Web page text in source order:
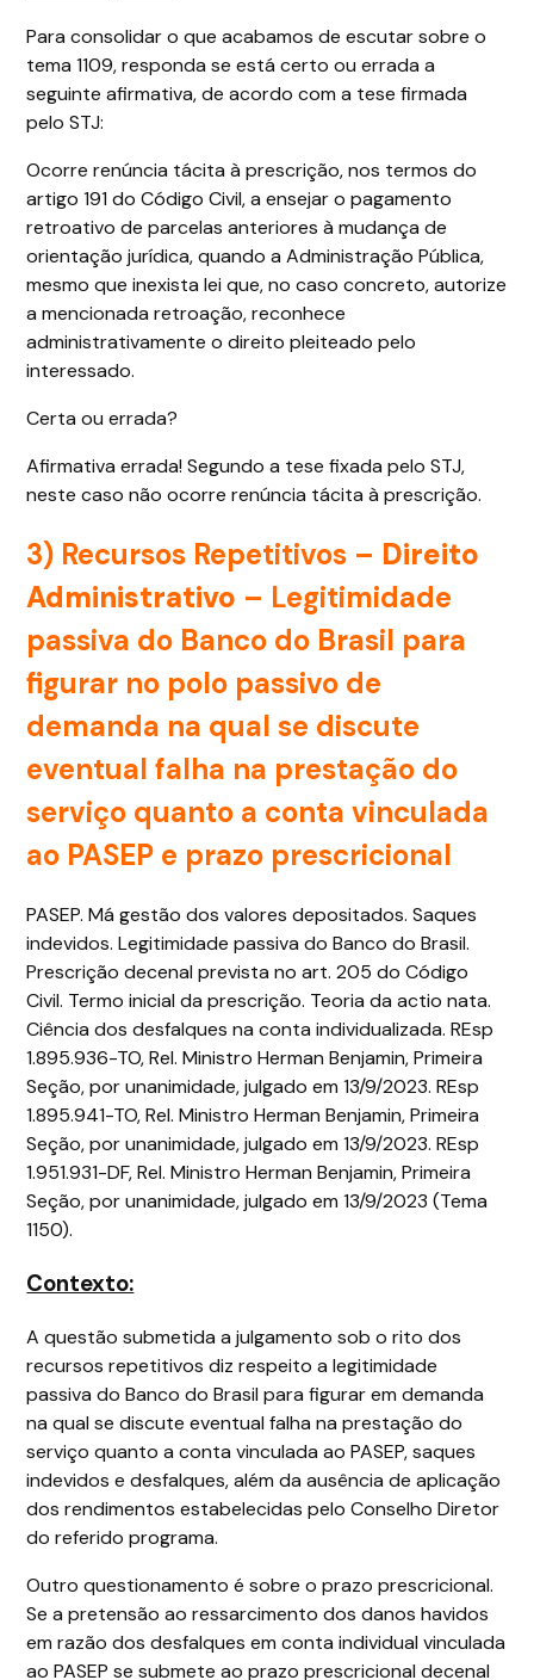
Para consolidar o que acabamos de escutar sobre o
tema 1109, responda se está certo ou errada a
seguinte afirmativa, de acordo com a tese firmada
pelo STJ:
Ocorre renúncia tácita à prescrição, nos termos do
artigo 191 do Código Civil, a ensejar o pagamento
retroativo de parcelas anteriores à mudança de
orientação jurídica, quando a Administração Pública,
mesmo que inexista lei que, no caso concreto, autorize
a mencionada retroação, reconhece
administrativamente o direito pleiteado pelo
interessado.
Certa ou errada?
Afirmativa errada! Segundo a tese fixada pelo STJ,
neste caso não ocorre renúncia tácita à prescrição.
3) Recursos Repetitivos – Direito
Administrativo – Legitimidade
passiva do Banco do Brasil para
figurar no polo passivo de
demanda na qual se discute
eventual falha na prestação do
serviço quanto a conta vinculada
ao PASEP e prazo prescricional
PASEP. Má gestão dos valores depositados. Saques
indevidos. Legitimidade passiva do Banco do Brasil.
Prescrição decenal prevista no art. 205 do Código
Civil. Termo inicial da prescrição. Teoria da actio nata.
Ciência dos desfalques na conta individualizada. REsp
1.895.936-TO, Rel. Ministro Herman Benjamin, Primeira
Seção, por unanimidade, julgado em 13/9/2023. REsp
1.895.941-TO, Rel. Ministro Herman Benjamin, Primeira
Seção, por unanimidade, julgado em 13/9/2023. REsp
1.951.931-DF, Rel. Ministro Herman Benjamin, Primeira
Seção, por unanimidade, julgado em 13/9/2023 (Tema
1150).
Contexto:
A questão submetida a julgamento sob o rito dos
recursos repetitivos diz respeito a legitimidade
passiva do Banco do Brasil para figurar em demanda
na qual se discute eventual falha na prestação do
serviço quanto a conta vinculada ao PASEP, saques
indevidos e desfalques, além da ausência de aplicação
dos rendimentos estabelecidas pelo Conselho Diretor
do referido programa.
Outro questionamento é sobre o prazo prescricional.
Se a pretensão ao ressarcimento dos danos havidos
em razão dos desfalques em conta individual vinculada
ao PASEP se submete ao prazo prescricional decenal